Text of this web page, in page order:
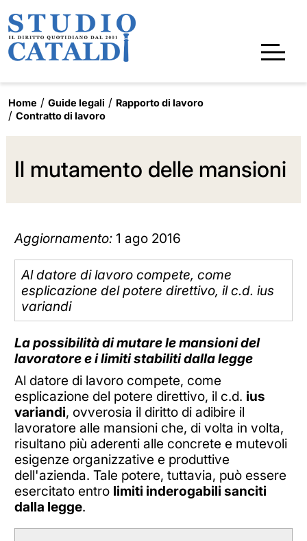
Home Guide legali
Rapporto di lavoro
Contratto di lavoro
Il mutamento delle mansioni
Aggiornamento: 1 ago 2016
Al datore di lavoro compete, come
esplicazione del potere direttivo, il c.d. ius
variandi
La possibilità di mutare le mansioni del
lavoratore e i limiti stabiliti dalla legge
Al datore di lavoro compete, come
esplicazione del potere direttivo, il c.d. ius
variandi, ovverosia il diritto di adibire il
lavoratore alle mansioni che, di volta in volta,
risultano più aderenti alle concrete e mutevoli
esigenze organizzative e produttive
dell'azienda. Tale potere, tuttavia, può essere
esercitato entro limiti inderogabili sanciti
dalla legge.